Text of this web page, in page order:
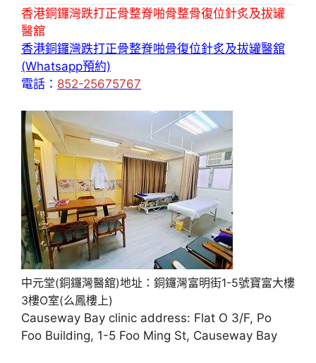
香港銅鑼灣跌打正骨整脊啪骨整骨復位針炙及拔罐
醫舘
香港銅鑼灣跌打正骨整脊啪骨復位針炙及拔罐醫舘
(Whatsapp預約)
電話： 852-25675767
中元堂(銅鑼灣醫舘)地址：銅鑼灣富明街1-5號寶富大樓
3樓O室(么鳳樓上)
Causeway Bay clinic address: Flat O 3/F, Po
Foo Building, 1-5 Foo Ming St, Causeway Bay